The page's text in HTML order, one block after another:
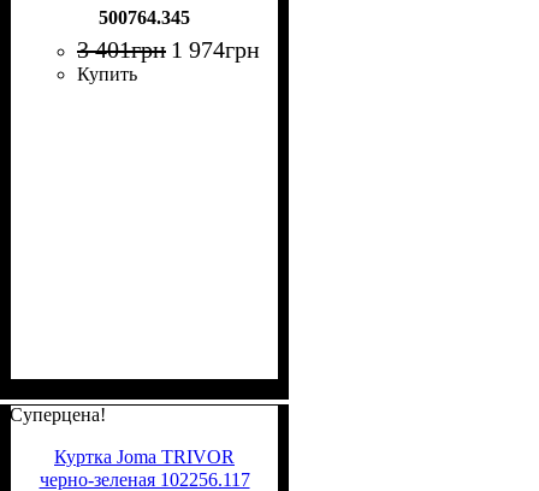
500764.345
3 401грн 1 974грн
Купить
Суперцена!
Куртка Joma TRIVOR
черно-зеленая 102256.117